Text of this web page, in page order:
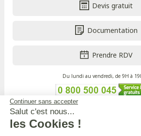
Continuer sans accepter
Salut c'est nous...
les Cookies !
Devis gratuit
Documentation
Prendre RDV
Du lundi au vendredi, de 9H à
APPEL GRATUIT DEPUIS UN POSTE